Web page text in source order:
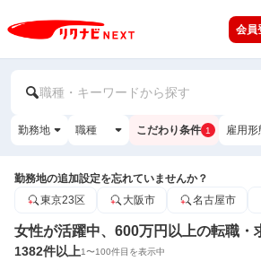
会員
職種・キーワードから探す
勤務地 職種 こだわり条件 1 雇用形
勤務地の追加設定を忘れていませんか？
東京23区
大阪市 名古屋市
女性が活躍中、600万円以上の転職・
1382件以上1〜100件目を表示中